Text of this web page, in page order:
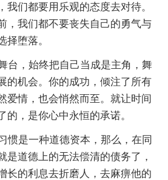
我们都要用乐观的态度去对待。
，我们都不要丧失自己的勇气与
择堕落。
，始终把自己当成是主角，舞
的机会。你的成功，倾注了所有
爱情，也会悄然而至。就让时间
的，是你心中永恒的承诺。
是一种道德资本，那么，在同
是道德上的无法偿清的债务了，
长的利息去折磨人，去麻痹他的